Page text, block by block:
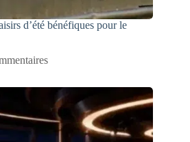
d’été bénéfiques pour le